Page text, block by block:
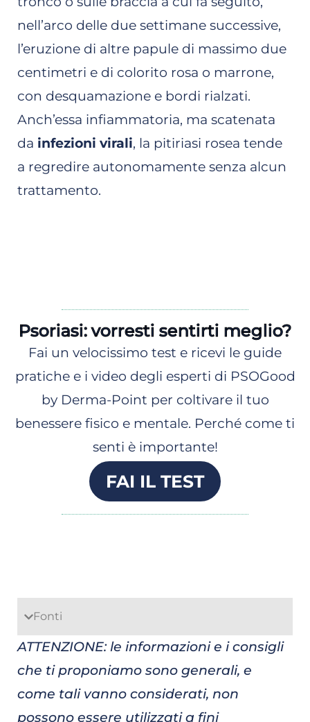
nell’arco delle due settimane successive,
l’eruzione di altre papule di massimo due
centimetri e di colorito rosa o marrone,
con desquamazione e bordi rialzati.
Anch’essa infiammatoria, ma scatenata
da infezioni virali, la pitiriasi rosea tende
a regredire autonomamente senza alcun
trattamento.
Psoriasi: vorresti sentirti meglio?
Fai un velocissimo test e ricevi le guide
pratiche e i video degli esperti di PSOGood
by Derma-Point per coltivare il tuo
benessere fisico e mentale. Perché come ti
senti è importante!
FAI IL TEST
Fonti
ATTENZIONE: le informazioni e i consigli
che ti proponiamo sono generali, e
come tali vanno considerati, non
possono essere utilizzati a fini